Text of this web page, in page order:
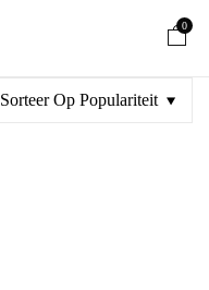
0
Sorteer Op Populariteit